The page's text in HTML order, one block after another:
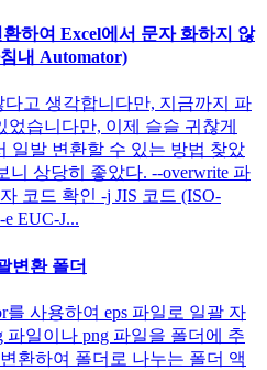
하여 Excel에서 문자 화하지 않
내 Automator)
고 생각합니다만, 지금까지 파
습니다만, 이제 슬슬 귀찮게
일발 변환할 수 있는 방법 찾았
니 상당히 좋았다. --overwrite 파
코드 확인 -j JIS 코드 (ISO-
EUC-J...
변환 폴더
를 사용하여 eps 파일로 일괄 자
일이나 png 파일을 폴더에 추
환하여 폴더로 나누는 폴더 액